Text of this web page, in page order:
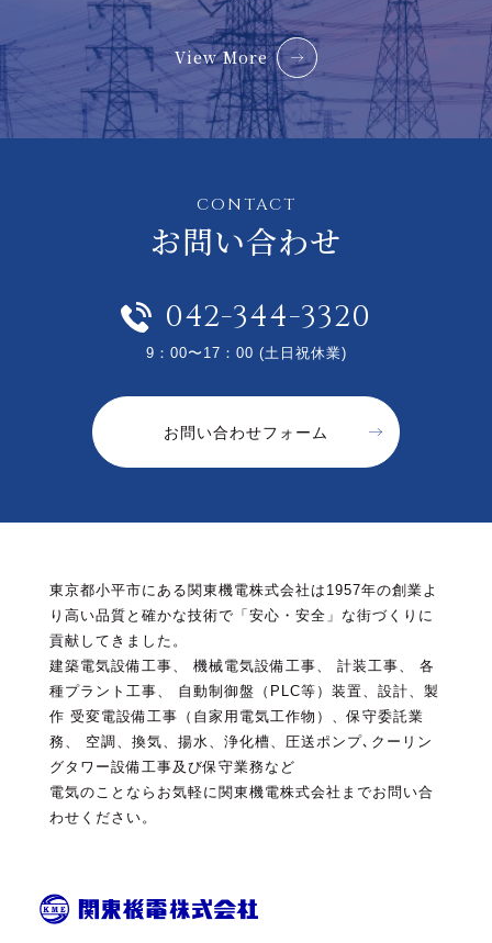
View More
CONTACT
お問い合わせ
042-344-3320
9：00〜17：00 (土日祝休業)
お問い合わせフォーム
東京都小平市にある関東機電株式会社は1957年の創業よ
り高い品質と確かな技術で「安心・安全」な街づくりに
貢献してきました。
建築電気設備工事、 機械電気設備工事、 計装工事、 各
種プラント工事、 自動制御盤（PLC等）装置、設計、製
作 受変電設備工事（自家用電気工作物）、保守委託業
務、 空調、換気、揚水、浄化槽、圧送ポンプ､クーリン
グタワー設備工事及び保守業務など
電気のことならお気軽に関東機電株式会社までお問い合
わせください。